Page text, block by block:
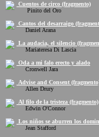
Cuentos de circo (fragmento)
Pinito del Oro
Cantos del desarraigo
Daniel Arana
La audacia, el silencio
Mariateresa Di Lascia
Oda a mi falo erecto y alado
Cronwell Jara
Advise and Consent
Allen Drury
Al filo de la tristeza (fragmento)
Edwin O'Connor
Los niños se aburren los
Jean Stafford